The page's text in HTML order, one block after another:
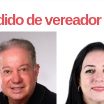
de vereador